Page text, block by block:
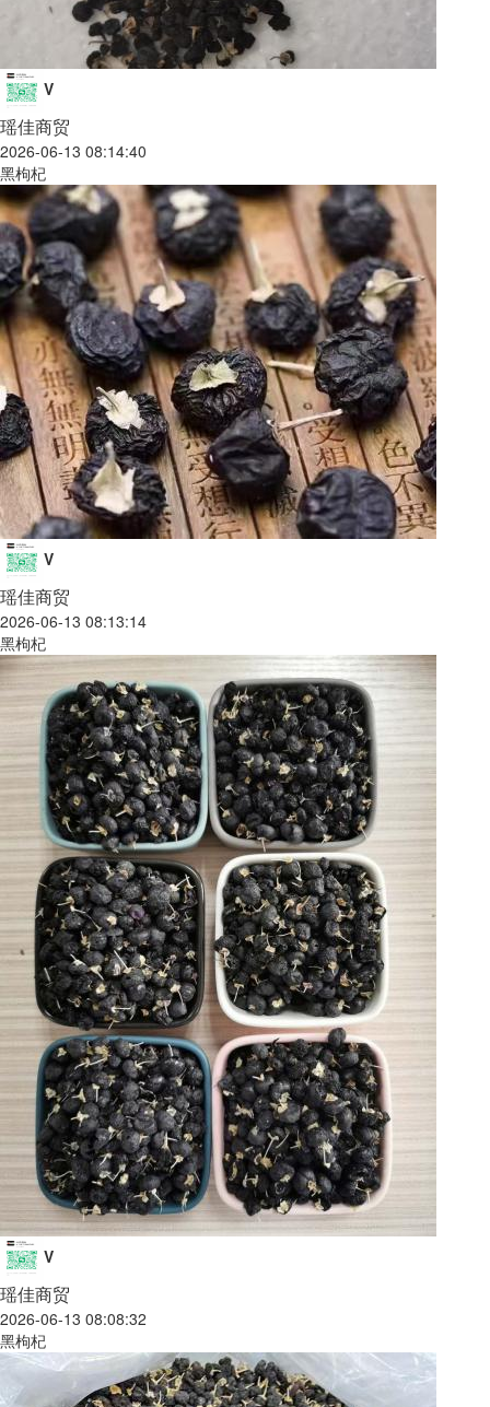
V
瑶佳商贸
2026-06-13 08:14:40
黑枸杞
V
瑶佳商贸
2026-06-13 08:13:14
黑枸杞
V
瑶佳商贸
2026-06-13 08:08:32
黑枸杞